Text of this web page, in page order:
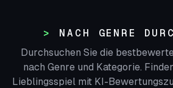
NACH GENRE
Durchsuchen Sie die
nach Genre und Kategorie.
Lieblingsspiel mit KI-